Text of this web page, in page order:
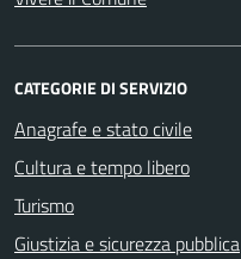
CATEGORIE DI SERVIZIO
Anagrafe e stato civile
Cultura e tempo libero
Turismo
Giustizia e sicurezza pubblica